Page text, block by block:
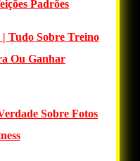
Padrões
Tudo Sobre Treino
Ou Ganhar
Sobre Fotos